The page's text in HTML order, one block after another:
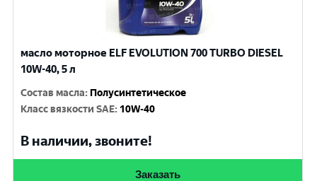
масло моторное ELF EVOLUTION 700 TURBO DIESEL
10W-40, 5 л
Состав масла: Полусинтетическое
Класс вязкости SAE: 10W-40
В наличии, звоните!
Заказать